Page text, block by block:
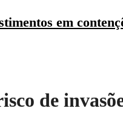
em
de